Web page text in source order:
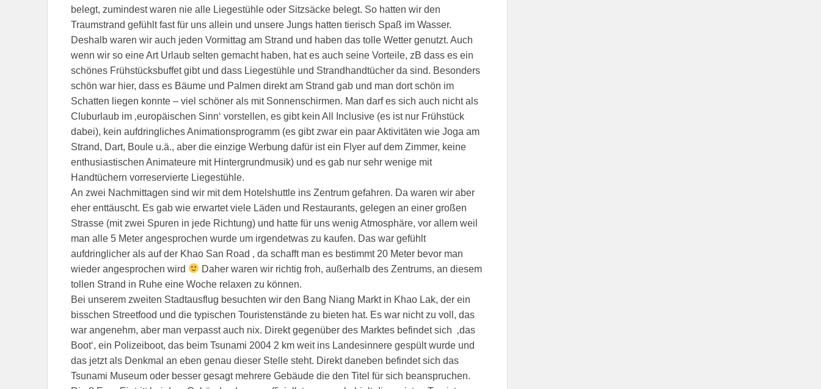
belegt, zumindest waren nie alle Liegestühle oder Sitzsäcke belegt. So hatten wir den
Traumstrand gefühlt fast für uns allein und unsere Jungs hatten tierisch Spaß im Wasser.
Deshalb waren wir auch jeden Vormittag am Strand und haben das tolle Wetter genutzt. Auch
wenn wir so eine Art Urlaub selten gemacht haben, hat es auch seine Vorteile, zB dass es ein
schönes Frühstücksbuffet gibt und dass Liegestühle und Strandhandtücher da sind. Besonders
schön war hier, dass es Bäume und Palmen direkt am Strand gab und man dort schön im
Schatten liegen konnte – viel schöner als mit Sonnenschirmen. Man darf es sich auch nicht als
Cluburlaub im ‚europäischen Sinn‘ vorstellen, es gibt kein All Inclusive (es ist nur Frühstück
dabei), kein aufdringliches Animationsprogramm (es gibt zwar ein paar Aktivitäten wie Joga am
Strand, Dart, Boule u.ä., aber die einzige Werbung dafür ist ein Flyer auf dem Zimmer, keine
enthusiastischen Animateure mit Hintergrundmusik) und es gab nur sehr wenige mit
Handtüchern vorreservierte Liegestühle.
An zwei Nachmittagen sind wir mit dem Hotelshuttle ins Zentrum gefahren. Da waren wir aber
eher enttäuscht. Es gab wie erwartet viele Läden und Restaurants, gelegen an einer großen
Strasse (mit zwei Spuren in jede Richtung) und hatte für uns wenig Atmosphäre, vor allem weil
man alle 5 Meter angesprochen wurde um irgendetwas zu kaufen. Das war gefühlt
aufdringlicher als auf der Khao San Road , da schafft man es bestimmt 20 Meter bevor man
wieder angesprochen wird
Daher waren wir richtig froh, außerhalb des Zentrums, an diesem
tollen Strand in Ruhe eine Woche relaxen zu können.
Bei unserem zweiten Stadtausflug besuchten wir den Bang Niang Markt in Khao Lak, der ein
bisschen Streetfood und die typischen Touristenstände zu bieten hat. Es war nicht zu voll, das
war angenehm, aber man verpasst auch nix. Direkt gegenüber des Marktes befindet sich ‚das
Boot‘, ein Polizeiboot, das beim Tsunami 2004 2 km weit ins Landesinnere gespült wurde und
das jetzt als Denkmal an eben genau dieser Stelle steht. Direkt daneben befindet sich das
Tsunami Museum oder besser gesagt mehrere Gebäude die den Titel für sich beanspruchen.